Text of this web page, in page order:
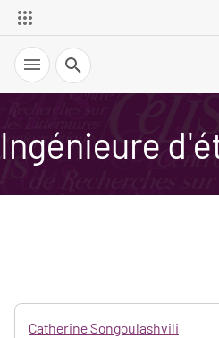
Recherche
Ingénieure
Catherine Songoulashvili